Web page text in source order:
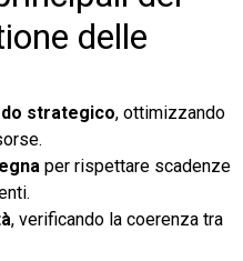
delle
strategico, ottimizzando
per rispettare scadenze
, verificando la coerenza tra